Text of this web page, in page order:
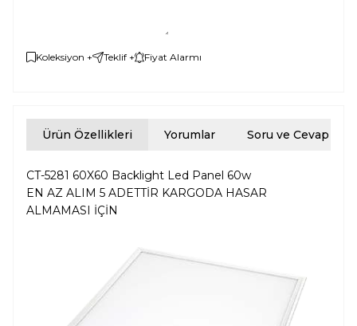
Koleksiyon + Teklif + Fiyat Alarmı
Ürün Özellikleri Yorumlar Soru ve Cevap
CT-5281 60X60 Backlight Led Panel 60w
EN AZ ALIM 5 ADETTİR KARGODA HASAR
ALMAMASI İÇİN